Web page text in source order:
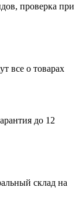
проверка при
все о товарах
до 12
склад на